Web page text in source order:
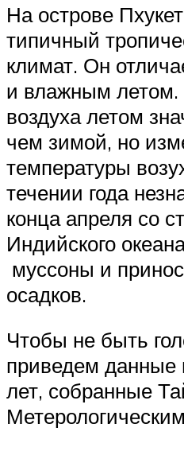
На острове
типичный
климат. Он
и влажным летом.
воздуха летом
чем зимой, но
температуры
течении года
конца апреля со
Индийского
муссоны и
осадков.
Чтобы не быть
приведем данные
лет, собранные